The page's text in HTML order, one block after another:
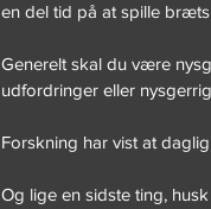
en del tid på at spille
Generelt skal du være
udfordringer eller
Forskning har vist at
Og lige en sidste ting,